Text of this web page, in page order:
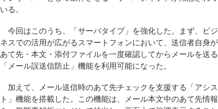
いる。
今回はこのうち、「サーバタイプ」を強化した。まず、ビジ
ネスでの活用が広がるスマートフォンにおいて、送信者自身が
あて先・本文・添付ファイルを一度確認してからメールを送る
「メール誤送信防止」機能を利用可能になった。
加えて、メール送信時のあて先チェックを支援する「アシス
ト」機能を搭載した。この機能は、メール本文中のあて先情報